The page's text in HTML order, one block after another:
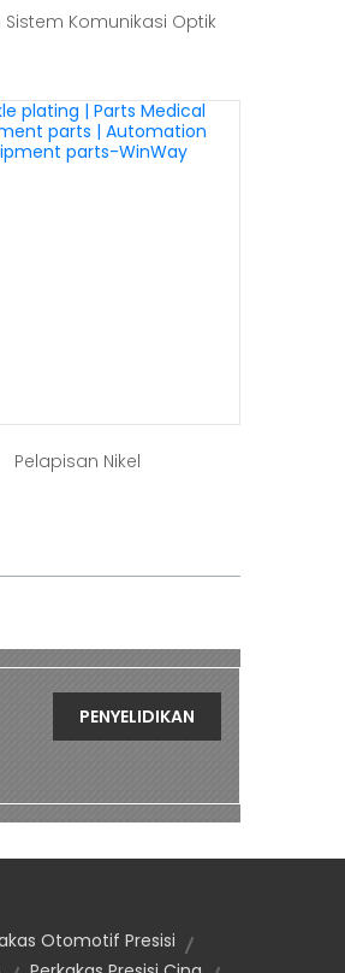
Komunikasi Optik
Pelapisan Nikel
PENYELIDIKAN
Otomotif Presisi